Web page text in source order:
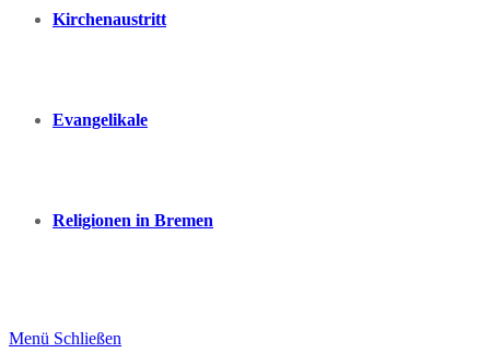
Kirchenaustritt
Evangelikale
Religionen in Bremen
Menü Schließen